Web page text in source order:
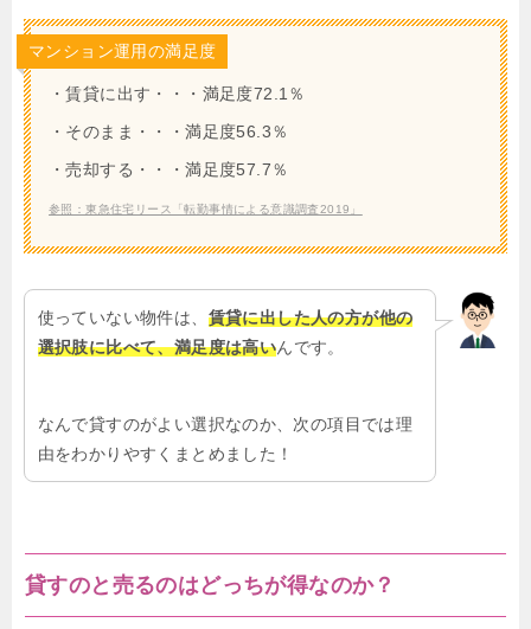
マンション運用の満足度
・賃貸に出す・・・満足度72.1％
・そのまま・・・満足度56.3％
・売却する・・・満足度57.7％
参照：東急住宅リース「転勤事情による意識調査2019」
使っていない物件は、 賃貸に出した人の方が他の
選択肢に比べて、満足度は高いんです。
なんで貸すのがよい選択なのか、次の項目では理
由をわかりやすくまとめました！
貸すのと売るのはどっちが得なのか？